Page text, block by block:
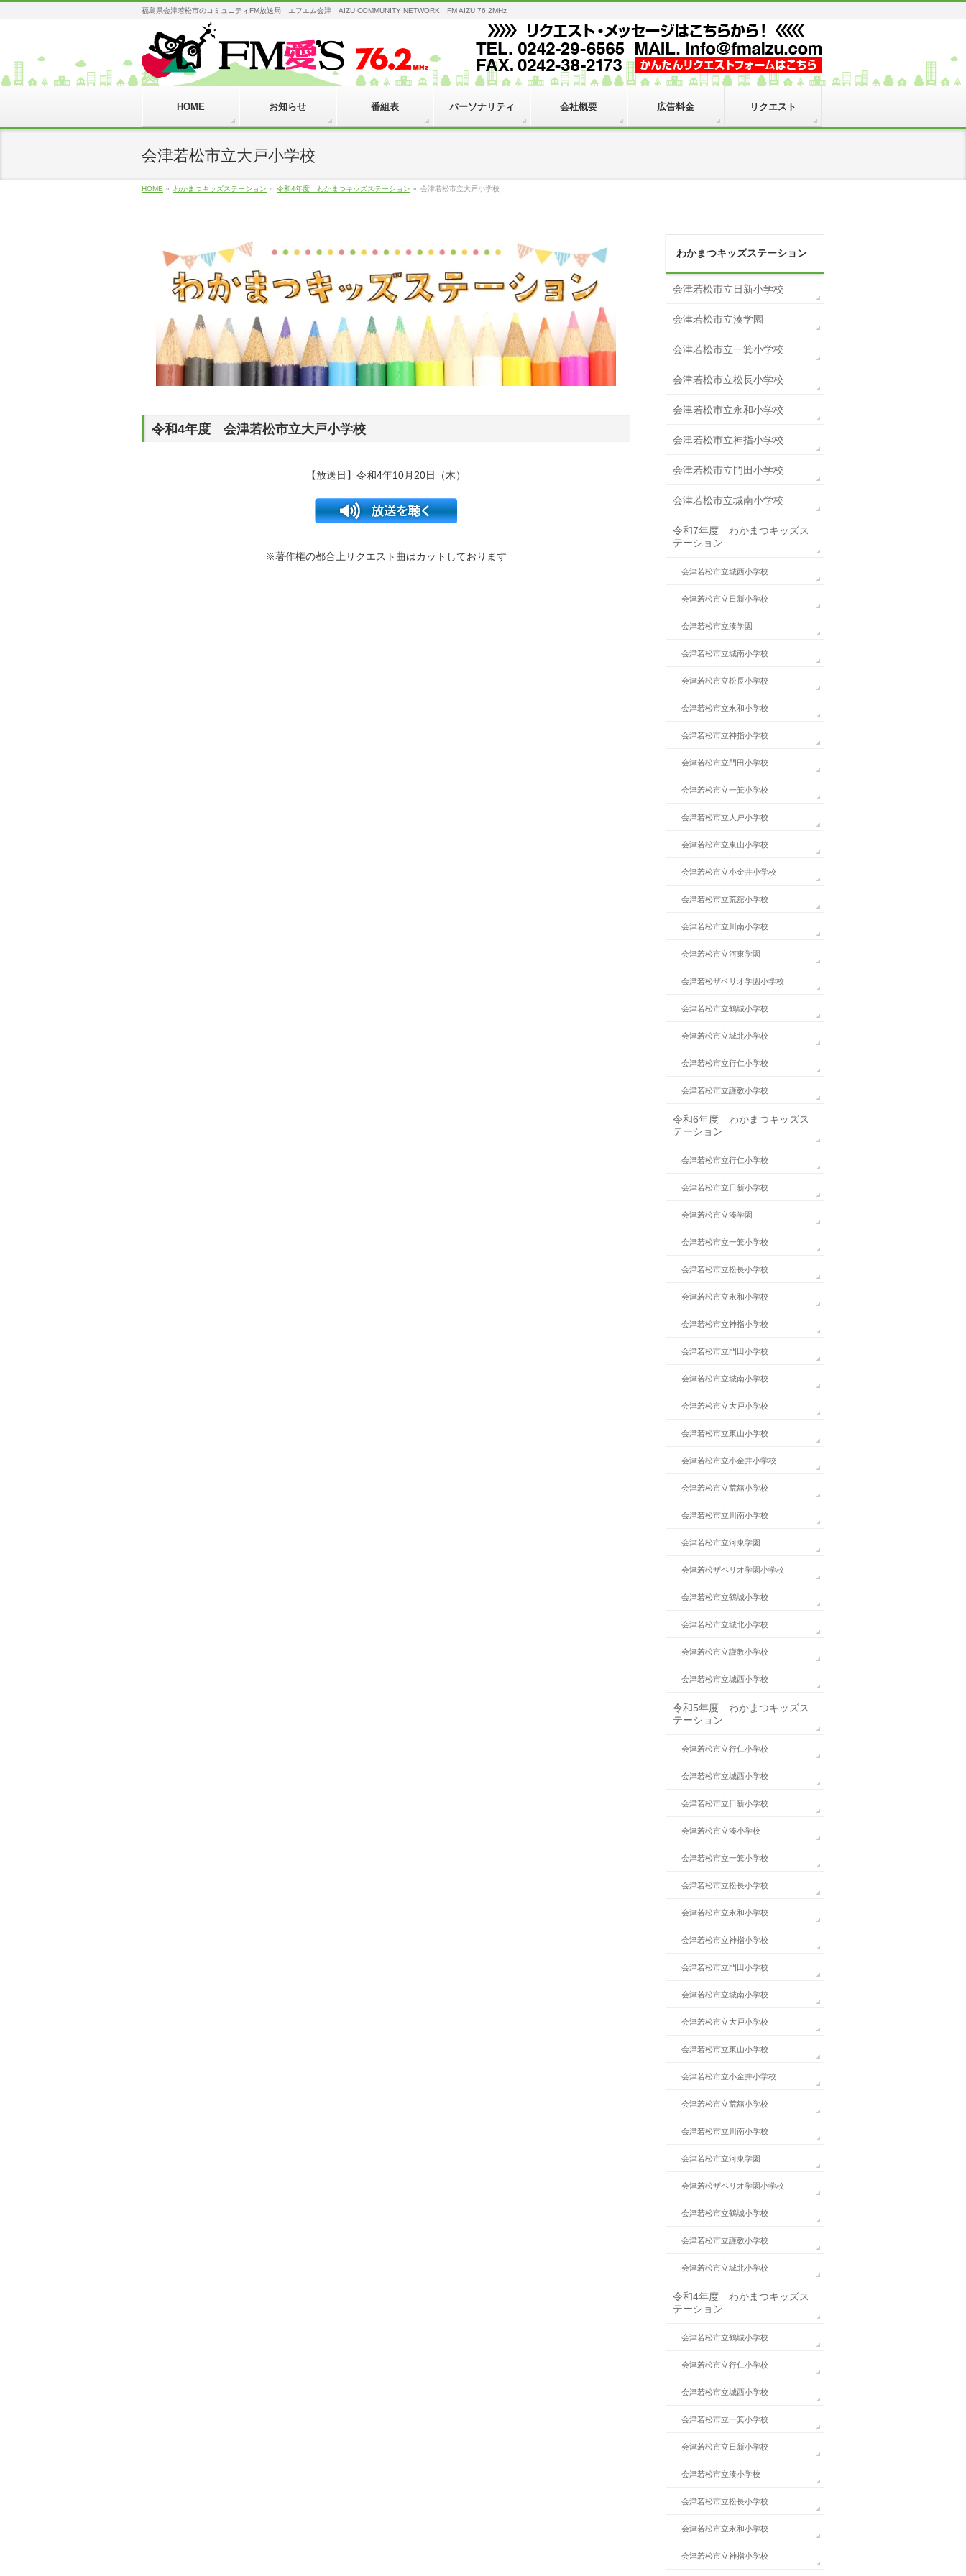
福島県会津若松市のコミュニティFM放送局 エフエム会津 AIZU COMMUNITY NETWORK FM AIZU 76.2MHz
HOME お知らせ 番組表 パーソナリティ 会社概要 広告料金 リクエスト
会津若松市立大戸小学校
HOME » わかまつキッズステーション » 令和4年度 わかまつキッズステーション » 会津若松市立大戸小学校
令和4年度 会津若松市立大戸小学校
【放送日】令和4年10月20日（木）
※著作権の都合上リクエスト曲はカットしております
わかまつキッズステーション
会津若松市立日新小学校
会津若松市立湊学園
会津若松市立一箕小学校
会津若松市立松長小学校
会津若松市立永和小学校
会津若松市立神指小学校
会津若松市立門田小学校
会津若松市立城南小学校
令和7年度 わかまつキッズス
テーション
会津若松市立城西小学校
会津若松市立日新小学校
会津若松市立湊学園
会津若松市立城南小学校
会津若松市立松長小学校
会津若松市立永和小学校
会津若松市立神指小学校
会津若松市立門田小学校
会津若松市立一箕小学校
会津若松市立大戸小学校
会津若松市立東山小学校
会津若松市立小金井小学校
会津若松市立荒舘小学校
会津若松市立川南小学校
会津若松市立河東学園
会津若松ザベリオ学園小学校
会津若松市立鶴城小学校
会津若松市立城北小学校
会津若松市立行仁小学校
会津若松市立謹教小学校
令和6年度 わかまつキッズス
テーション
会津若松市立行仁小学校
会津若松市立日新小学校
会津若松市立湊学園
会津若松市立一箕小学校
会津若松市立松長小学校
会津若松市立永和小学校
会津若松市立神指小学校
会津若松市立門田小学校
会津若松市立城南小学校
会津若松市立大戸小学校
会津若松市立東山小学校
会津若松市立小金井小学校
会津若松市立荒舘小学校
会津若松市立川南小学校
会津若松市立河東学園
会津若松ザベリオ学園小学校
会津若松市立鶴城小学校
会津若松市立城北小学校
会津若松市立謹教小学校
会津若松市立城西小学校
令和5年度 わかまつキッズス
テーション
会津若松市立行仁小学校
会津若松市立城西小学校
会津若松市立日新小学校
会津若松市立湊小学校
会津若松市立一箕小学校
会津若松市立松長小学校
会津若松市立永和小学校
会津若松市立神指小学校
会津若松市立門田小学校
会津若松市立城南小学校
会津若松市立大戸小学校
会津若松市立東山小学校
会津若松市立小金井小学校
会津若松市立荒舘小学校
会津若松市立川南小学校
会津若松市立河東学園
会津若松ザベリオ学園小学校
会津若松市立鶴城小学校
会津若松市立謹教小学校
会津若松市立城北小学校
令和4年度 わかまつキッズス
テーション
会津若松市立鶴城小学校
会津若松市立行仁小学校
会津若松市立城西小学校
会津若松市立一箕小学校
会津若松市立日新小学校
会津若松市立湊小学校
会津若松市立松長小学校
会津若松市立永和小学校
会津若松市立神指小学校